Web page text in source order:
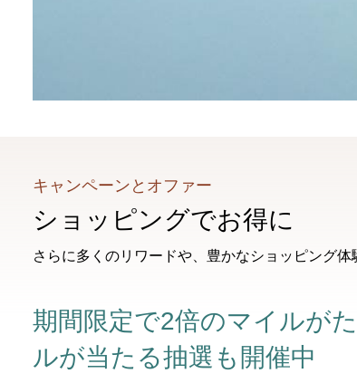
キャンペーンとオファー
ショッピングでお得に
さらに多くのリワードや、豊かなショッピング体
期間限定で2倍のマイルが
ルが当たる抽選も開催中